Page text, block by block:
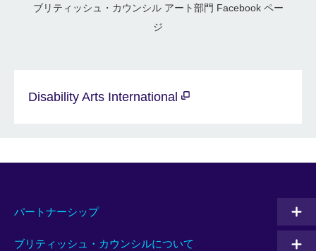
ブリティッシュ・カウンシル アート部門 Facebook ペー
ジ
Disability Arts International
パートナーシップ
ブリティッシュ・カウンシルについて